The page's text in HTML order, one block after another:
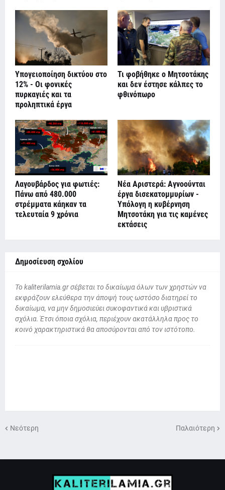
Υπογειοποίηση δικτύου στο
12% - Οι φονικές
πυρκαγιές και τα
προληπτικά έργα
Τι φοβήθηκε ο Μητσοτάκης
και δεν έστησε κάλπες το
φθινόπωρο
Λαγουβάρδος για φωτιές:
Πάνω από 480.000
στρέμματα κάηκαν τα
τελευταία 9 χρόνια
Νέα Αριστερά: Αγνοούνται
έργα δισεκατομμυρίων -
Υπόλογη η κυβέρνηση
Μητσοτάκη για τις καμένες
εκτάσεις
Δημοσίευση σχολίου
To kaliterilamia.gr σέβεται το δικαίωμα όλων των χρηστών να
εκφράζουν ελεύθερα την άποψή τους ωστόσο διατηρεί το
δικαίωμα, να μην δημοσιεύει συκοφαντικά και υβριστικά
σχόλια. Έτσι όποια σχόλια, περιέχουν ακατάλληλα προς το
κοινό χαρακτηριστικά θα αποσύρονται από τον ιστότοπο.
Νεότερη Παλαιότερη